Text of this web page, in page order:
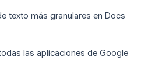
texto más granulares en Docs
las aplicaciones de Google